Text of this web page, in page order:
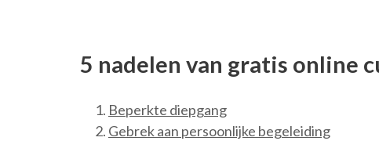
5 nadelen van gratis online
Beperkte diepgang
Gebrek aan persoonlijke begeleiding